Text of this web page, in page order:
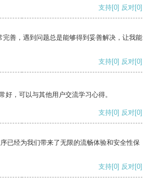
支持[0] 反对[0]
完善，遇到问题总是能够得到妥善解决，让我能
支持[0] 反对[0]
好，可以与其他用户交流学习心得。
支持[0] 反对[0]
已经为我们带来了无限的流畅体验和安全性保
支持[0] 反对[0]